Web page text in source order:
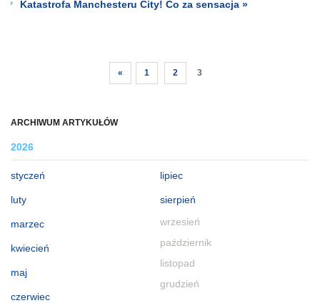
ARCHIWUM ARTYKUŁÓW
2026
styczeń
luty
marzec
kwiecień
maj
czerwiec
lipiec
sierpień
wrzesień
październik
listopad
grudzień
Katastrofa Manchesteru City! Co za sensacja »
« 1 2 3